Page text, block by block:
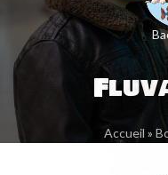
Accueil »